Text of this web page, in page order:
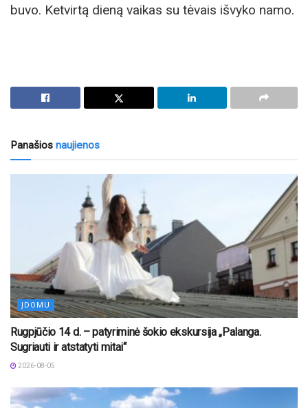
buvo. Ketvirtą dieną vaikas su tėvais išvyko namo.
Panašios naujienos
ĮDOMU
Rugpjūčio 14 d. – patyriminė šokio ekskursija „Palanga.
Sugriauti ir atstatyti mitai“
2026-08-05